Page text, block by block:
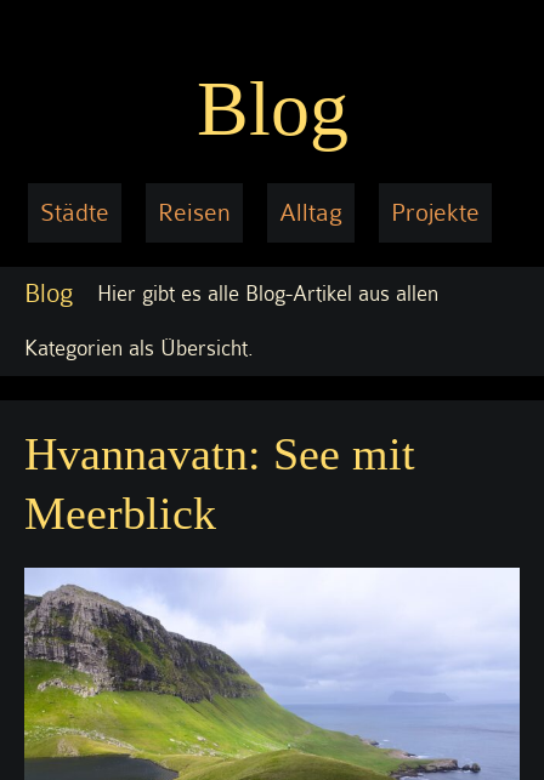
Blog
Städte Reisen Alltag Projekte
Blog Hier gibt es alle Blog-Artikel aus allen
Kategorien als Übersicht.
Hvannavatn: See mit
Meerblick